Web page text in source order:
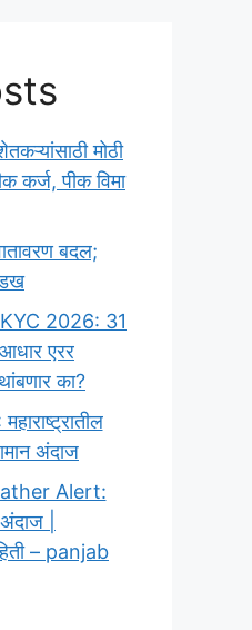
मोठी
कर्ज, पीक विमा
बदल;
डख
2026: 31
आधार एरर
का?
अंदाज
Alert:
|
– panjab